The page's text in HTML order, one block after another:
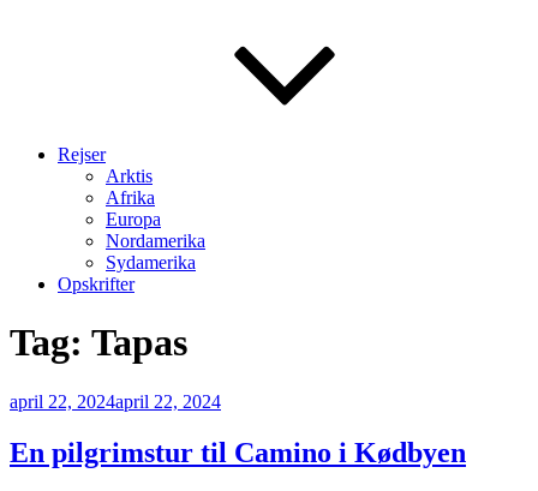
Rejser
Arktis
Afrika
Europa
Nordamerika
Sydamerika
Opskrifter
Tag: Tapas
Udgivet
april 22, 2024april 22, 2024
En pilgrimstur til Camino i Kødbyen